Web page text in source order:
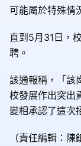
可能屬於特殊情
直到5月31日，
聘。
該通報稱，「該
校發展作出突出
變相承認了這次
（責任編輯：陳